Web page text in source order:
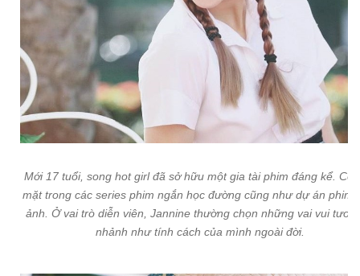
Mới 17 tuổi, song hot girl đã sở hữu một gia tài phim đáng kể. Cô
mặt trong các series phim ngắn học đường cũng như dự án phim
ảnh. Ở vai trò diễn viên, Jannine thường chọn những vai vui tươi,
nhảnh như tính cách của mình ngoài đời.